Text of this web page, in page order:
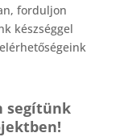
forduljon
készséggel
segítünk